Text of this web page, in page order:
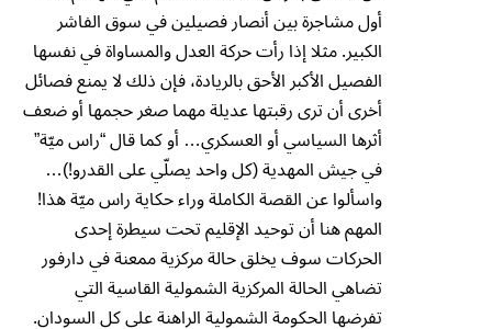
أول مشاجرة بين أنصار فصيلين في سوق الفاشر
الكبير. مثلا إذا رأت حركة العدل والمساواة في نفسها
الفصيل الأكبر الأحق بالريادة، فإن ذلك لا يمنع فصائل
أخرى أن ترى رقبتها عديلة مهما صغر حجمها أو ضعف
أثرها السياسي أو العسكري… أو كما قال “راس ميّة”
في جيش المهدية (كل واحد يصلّي على القدرو!)…
واسألوا عن القصة الكاملة وراء حكاية راس ميّة هذا!
المهم هنا أن توحيد الإقليم تحت سيطرة إحدى
الحركات سوف يخلق حالة مركزية ممعنة في دارفور
تضاهي الحالة المركزية الشمولية القاسية التي
تفرضها الحكومة الشمولية الراهنة على كل السودان.